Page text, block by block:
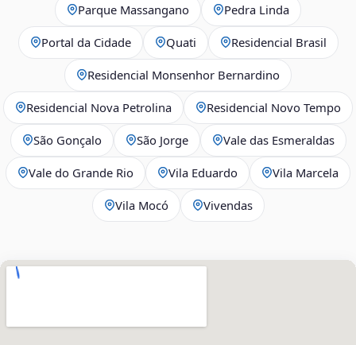
Parque Massangano Pedra Linda
Portal da Cidade Quati Residencial Brasil
Residencial Monsenhor Bernardino
Residencial Nova Petrolina Residencial Novo Tempo
São Gonçalo São Jorge Vale das Esmeraldas
Vale do Grande Rio Vila Eduardo Vila Marcela
Vila Mocó Vivendas